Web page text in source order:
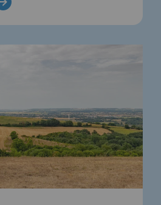
historiques
Enjeux et opportunités
la méthanisation ?
de référence sur le